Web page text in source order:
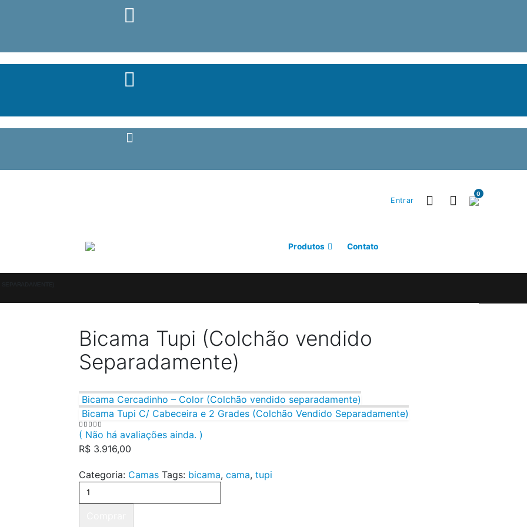
Entrar
0
Produtos Contato
Bicama Tupi (Colchão vendido
Separadamente)
Bicama Cercadinho – Color (Colchão vendido separadamente)
Bicama Tupi C/ Cabeceira e 2 Grades (Colchão Vendido Separadamente)
0 out of 5
( Não há avaliações ainda. )
R$ 3.916,00
Categoria: Camas Tags: bicama, cama, tupi